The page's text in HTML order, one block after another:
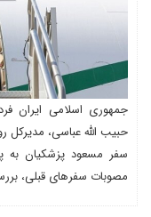
جمهوری اسلامی ایران
حبیب الله عباسی، مدیرکل
سفر مسعود پزشکیان به
مصوبات سفرهای قبلی،